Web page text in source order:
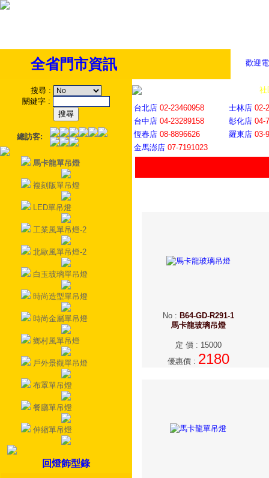
歡迎
全省門市資訊
搜尋 :
關鍵字 :
總訪客:
馬卡龍單吊燈
複刻版單吊燈
LED單吊燈
工業風單吊燈-2
北歐風單吊燈-2
白玉玻璃單吊燈
時尚造型單吊燈
時尚金屬單吊燈
鄉村風單吊燈
戶外景觀單吊燈
布罩單吊燈
餐廳單吊燈
伸縮單吊燈
回燈飾型錄
社
台北店 02-23460958 士林店 02-
台中店 04-23289158 彰化店 04-
恆春店 08-8896626 羅東店 03-
金馬澎店 07-7191023
No: B64-GD-R291-1
馬卡龍玻璃吊燈
定 價: 15000
優惠價: 2180